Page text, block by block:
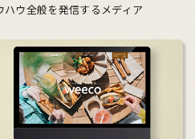
ウ全般を発信するメディア